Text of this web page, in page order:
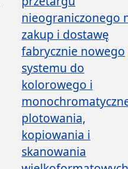
nieograniczonego
zakup i dostawę
fabrycznie nowego
systemu do
kolorowego i
plotowania,
kopiowania i
skanowania